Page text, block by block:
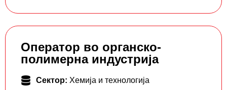
Оператор во органско-
полимерна индустрија
Сектор: Хемија и технологија